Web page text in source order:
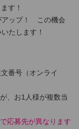
す！
アップ！ この機会
たします！
番号（オンライ
、お1人様が複数当
応募先が異なります